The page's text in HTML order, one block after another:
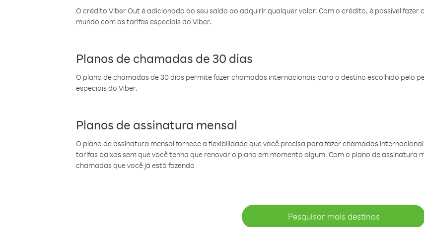
O crédito Viber Out é adicionado ao seu saldo ao adquirir qualquer valor. Com o crédito, é possível
mundo com as tarifas especiais do Viber.
Planos de chamadas de 30 dias
O plano de chamadas de 30 dias permite fazer chamadas internacionais para o destino escolhido pelo
especiais do Viber.
Planos de assinatura mensal
O plano de assinatura mensal fornece a flexibilidade que você precisa para fazer chamadas
tarifas baixas sem que você tenha que renovar o plano em momento algum. Com o plano de assinatura
chamadas que você já está fazendo
Pesquisar mais destinos